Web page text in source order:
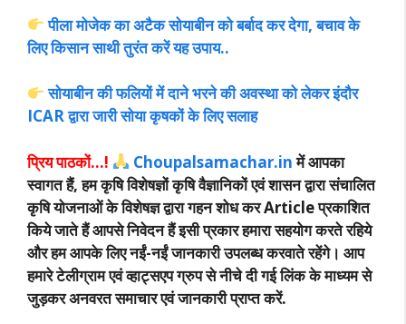
पीला मोजेक का अटैक सोयाबीन को बर्बाद कर देगा, बचाव के
लिए किसान साथी तुरंत करें यह उपाय..
सोयाबीन की फलियों में दाने भरने की अवस्था को लेकर इंदौर
ICAR द्वारा जारी सोया कृषकों के लिए सलाह
प्रिय पाठकों…! Choupalsamachar.inमें आपका
स्वागत हैं, हम कृषि विशेषज्ञों कृषि वैज्ञानिकों एवं शासन द्वारा संचालित
कृषि योजनाओं के विशेषज्ञ द्वारा गहन शोध कर Article प्रकाशित
किये जाते हैं आपसे निवेदन हैं इसी प्रकार हमारा सहयोग करते रहिये
और हम आपके लिए नईं-नईं जानकारी उपलब्ध करवाते रहेंगे। आप
हमारे टेलीग्राम एवं व्हाट्सएप ग्रुप से नीचे दी गई लिंक के माध्यम से
जुड़कर अनवरत समाचार एवं जानकारी प्राप्त करें.